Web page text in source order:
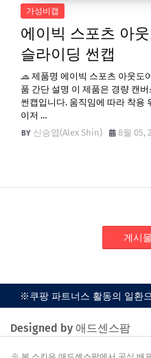
가성비캡
에이빅 스포츠 아
슬라이딩 썬캡
🧢 제품명 에이빅 스포츠 아웃도
품 간단 설명 이 제품은 경량 캔
썬캡입니다. 움직임에 따라 착용
이저 …
신승엽(Alex Shin)
8월 05,
게시
※쿠팡 파트너스 활동의 일환
Designed by 애드센스팜